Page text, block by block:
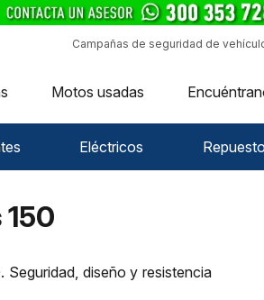
Campañas de seguridad de
Motos usadas
Eléctricos
diseño y resistencia